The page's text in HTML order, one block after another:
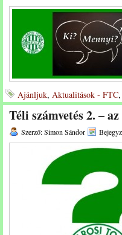
Ajánljuk, Aktualitások - FTC,
Téli számvetés 2. –
Szerző: Simon Sándor